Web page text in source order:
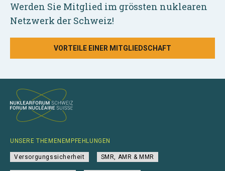
Werden Sie Mitglied im grössten nuklearen
Netzwerk der Schweiz!
VORTEILE EINER MITGLIEDSCHAFT
UNSERE THEMENEMPFEHLUNGEN
Versorgungssicherheit SMR, AMR & MMR